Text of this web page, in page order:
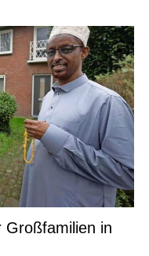
Großfamilien in